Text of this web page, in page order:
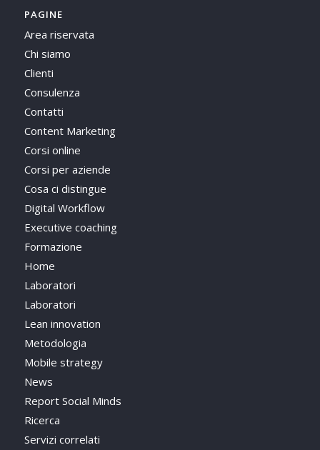
PAGINE
Area riservata
Chi siamo
Clienti
Consulenza
Contatti
Content Marketing
Corsi online
Corsi per aziende
Cosa ci distingue
Digital Workflow
Executive coaching
Formazione
Home
Laboratori
Laboratori
Lean innovation
Metodologia
Mobile strategy
News
Report Social Minds
Ricerca
Servizi correlati